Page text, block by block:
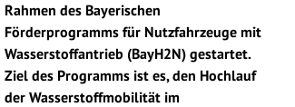
Rahmen des Bayerischen
Förderprogramms für Nutzfahrzeuge mit
Wasserstoffantrieb (BayH2N) gestartet.
Ziel des Programms ist es, den Hochlauf
der Wasserstoffmobilität im